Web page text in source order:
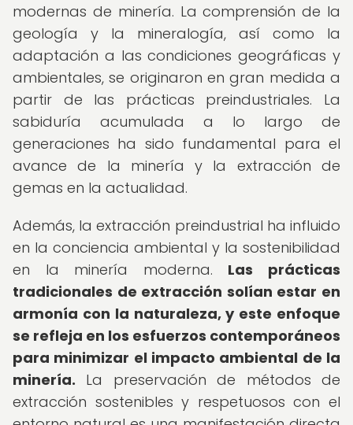
modernas de minería. La comprensión de la
geología y la mineralogía, así como la
adaptación a las condiciones geográficas y
ambientales, se originaron en gran medida a
partir de las prácticas preindustriales. La
sabiduría acumulada a lo largo de
generaciones ha sido fundamental para el
avance de la minería y la extracción de
gemas en la actualidad.
Además, la extracción preindustrial ha influido
en la conciencia ambiental y la sostenibilidad
en la minería moderna. Las prácticas
tradicionales de extracción solían estar en
armonía con la naturaleza, y este enfoque
se refleja en los esfuerzos contemporáneos
para minimizar el impacto ambiental de la
minería. La preservación de métodos de
extracción sostenibles y respetuosos con el